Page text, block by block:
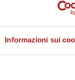
Informazioni sui